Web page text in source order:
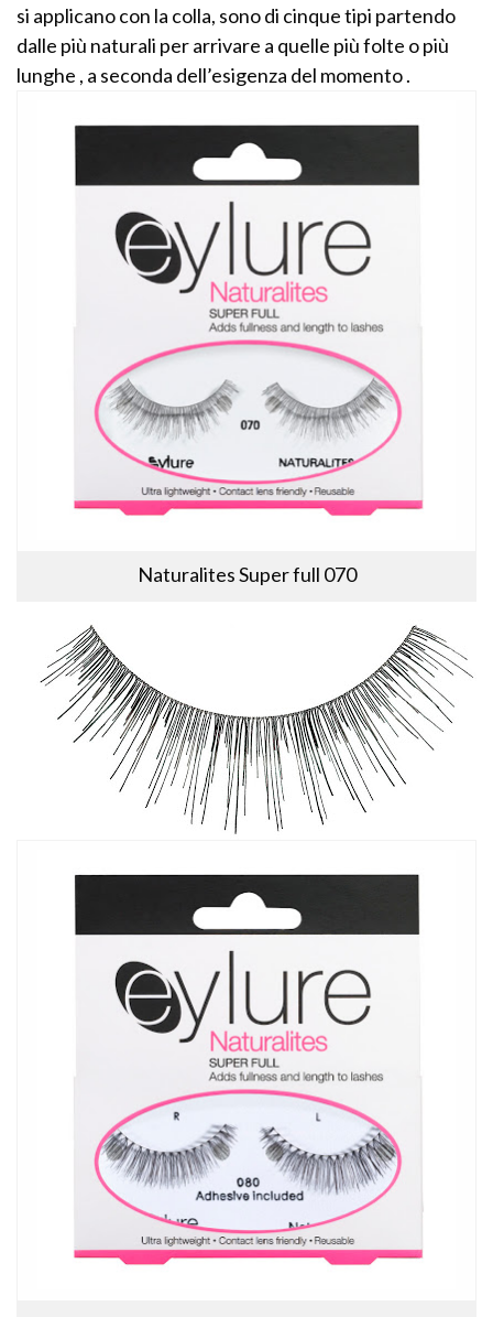
si applicano con la colla, sono di cinque tipi partendo
dalle più naturali per arrivare a quelle più folte o più
lunghe , a seconda dell’esigenza del momento .
Naturalites Super full 070